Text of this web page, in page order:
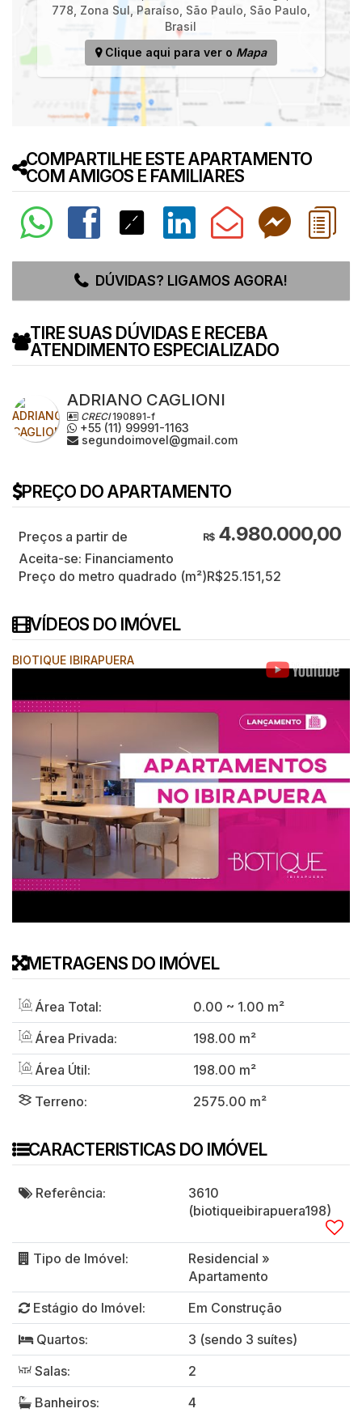
778 Zona Sul Paraíso São Paulo São Paulo
Brasil
Clique aqui para ver o Mapa
COMPARTILHE ESTE APARTAMENTO
COM AMIGOS E FAMILIARES
DÚVIDAS? LIGAMOS AGORA!
TIRE SUAS DÚVIDAS E RECEBA
ATENDIMENTO ESPECIALIZADO
ADRIANO CAGLIONI
CRECI190891-f
+55 (11) 99991-1163
segundoimovel@gmail.com
PREÇO DO APARTAMENTO
R$4.980.000,00
Aceita-se: Financiamento
Preço do metro quadrado (m²)R$25.151,52
VÍDEOS DO IMÓVEL
BIOTIQUE IBIRAPUERA
METRAGENS DO IMÓVEL
Área Total: 0.00 ~ 1.00 m²
Área Privada:
198.00 m²
Área Útil:
198.00 m²
Terreno:
2575.00 m²
CARACTERISTICAS DO IMÓVEL
Referência:
3610
(biotiqueibirapuera198)
Tipo de Imóvel: Residencial »
Apartamento
Estágio do Imóvel:
Em Construção
Quartos:
3 (sendo 3 suítes)
Salas:
2
Banheiros:
4